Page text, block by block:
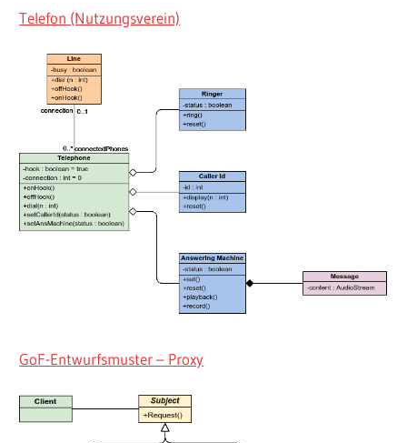
Telefon (Nutzungsverein)
GoF-Entwurfsmuster – Proxy